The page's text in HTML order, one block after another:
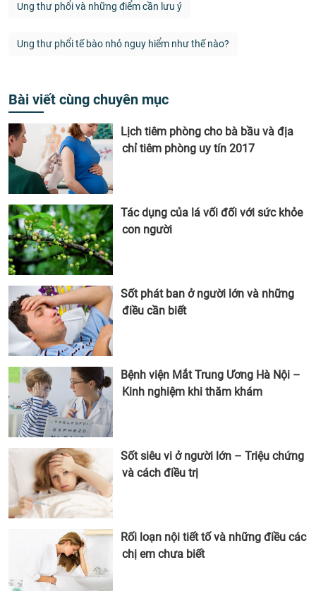
Ung thư phổi và những điểm cần lưu ý
Ung thư phổi tế bào nhỏ nguy hiểm như thế nào?
Bài viết cùng chuyên mục
Lịch tiêm phòng cho bà bầu và địa
chỉ tiêm phòng uy tín 2017
Tác dụng của lá vối đối với sức khỏe
con người
Sốt phát ban ở người lớn và những
điều cần biết
Bệnh viện Mắt Trung Ương Hà Nội –
Kinh nghiệm khi thăm khám
Sốt siêu vi ở người lớn – Triệu chứng
và cách điều trị
Rối loạn nội tiết tố và những điều các
chị em chưa biết